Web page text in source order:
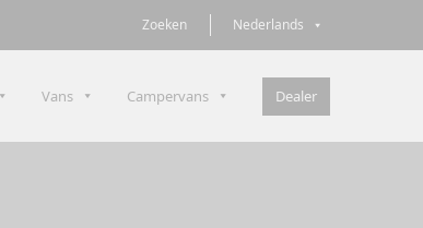
Zoeken Nederlands
Vans Campervans Dealer